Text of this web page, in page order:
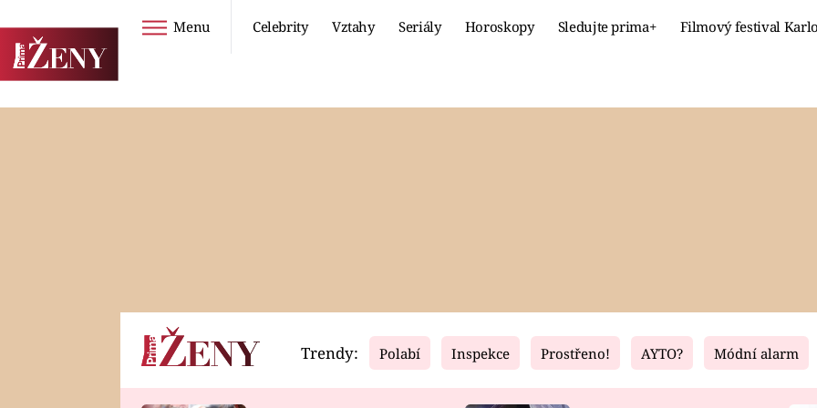
Menu Celebrity Vztahy Seriály Horoskopy Sledujte prima+ Filmový festival
Horoskopy Video Fresh Living
Trendy: Polabí Inspekce Prostřeno! AYTO? Módní alarm